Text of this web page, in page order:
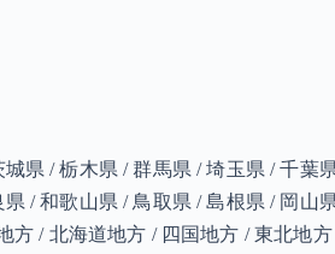
県 / 栃木県 / 群馬県 / 埼玉県 / 千
/ 和歌山県 / 鳥取県 / 島根県 / 岡
/ 北海道地方 / 四国地方 / 東北